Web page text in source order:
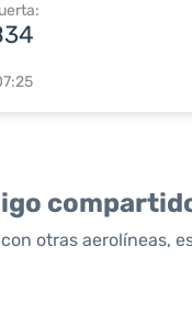
otras aerolíneas,